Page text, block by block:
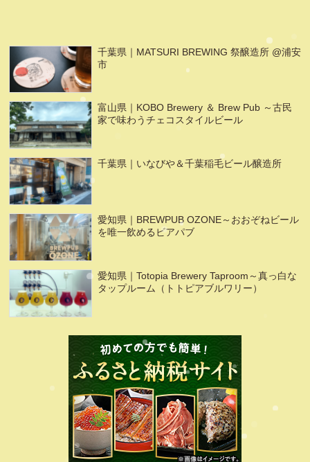
千葉県｜MATSURI BREWING 祭醸造所 @浦安
市
富山県｜KOBO Brewery ＆ Brew Pub ～古民
家で味わうチェコスタイルビール
千葉県｜いなびや＆千葉稲毛ビール醸造所
愛知県｜BREWPUB OZONE～おおぞねビール
を唯一飲めるビアパブ
愛知県｜Totopia Brewery Taproom～真っ白な
タップルーム（トトピアブルワリー）